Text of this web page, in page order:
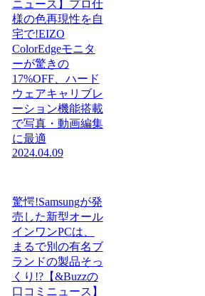
ニュース】プロ仕
様の色再現性を自
宅で!EIZO
ColorEdgeモニタ
ーが驚きの
17%OFF、ハード
ウェアキャリブレ
ーション機能搭載
で写真・動画編集
に最適
2024.04.09
驚愕!Samsungが発
売した新型オール
インワンPCは、
まるで別の有名ブ
ランドの製品そっ
くり!?【&Buzzの
口コミニュース】